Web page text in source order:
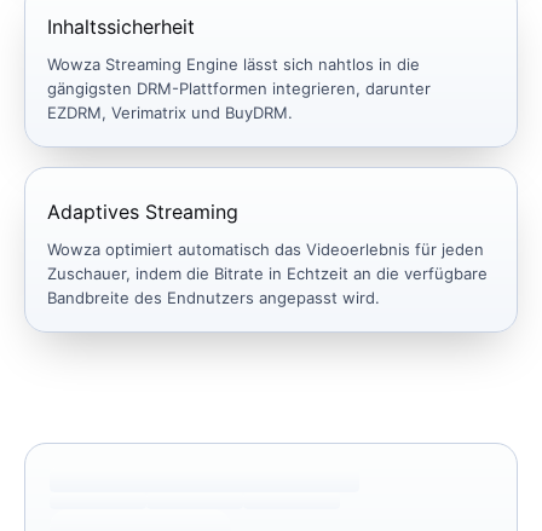
Inhaltssicherheit
Wowza Streaming Engine lässt sich nahtlos in die
gängigsten DRM-Plattformen integrieren, darunter
EZDRM, Verimatrix und BuyDRM.
Adaptives Streaming
Wowza optimiert automatisch das Videoerlebnis für jeden
Zuschauer, indem die Bitrate in Echtzeit an die verfügbare
Bandbreite des Endnutzers angepasst wird.